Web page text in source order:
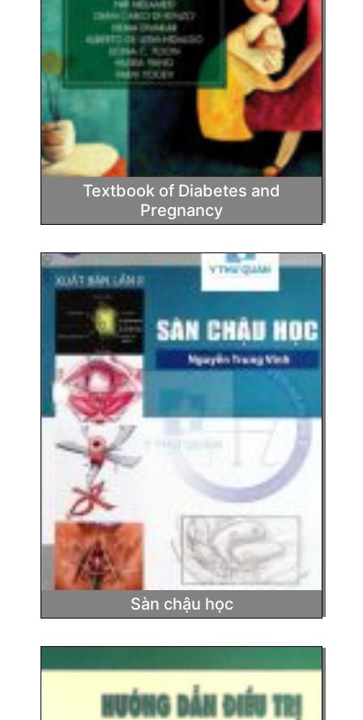
Textbook of Diabetes and
Pregnancy
Sàn chậu học